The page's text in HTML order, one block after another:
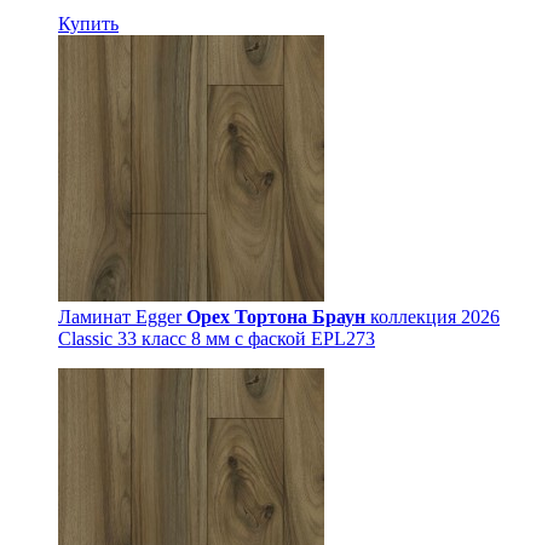
Купить
Ламинат EggerОрех Тортона Браун коллекция 2026
Classic 33 класс 8 мм с фаской EPL273